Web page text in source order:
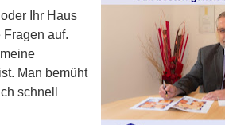
Ihr Haus
auf.
Man bemüht
schnell